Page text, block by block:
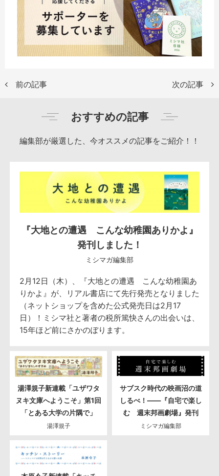
前の記事 次の記事
おすすめの記事
編集部が厳選した、今オススメの記事をご紹介！！
『大地との遭遇 こんな幼稚園ありかよ』
発刊しました！
ミシマガ編集部
2月12日（木）、『大地との遭遇 こんな幼稚園あ
りかよ』が、リアル書店にて先行発売となりました
（ネットショップを含めた公式発売日は2月17
日）！ミシマ社と著者の税所篤快さんの出会いは、
15年ほど前にさかのぼります。
湯澤規子新連載「ユザワタ
ヌキ文庫へようこそ」第1回
「とある大学の片隅で」
湯澤規子
サブスク時代の映画沼の道
しるべ！――『自宅で楽し
む 週末邦画劇場』発刊
ミシマガ編集部